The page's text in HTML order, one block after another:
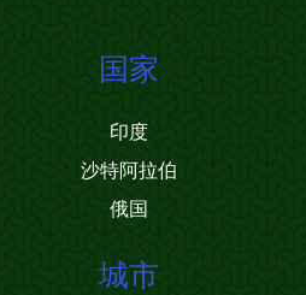
国家
印度
沙特阿拉伯
俄国
城市